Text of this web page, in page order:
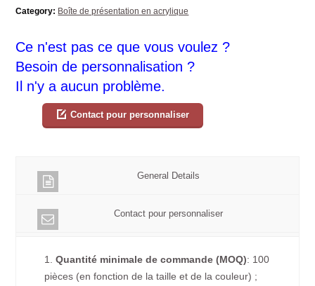
Category: Boîte de présentation en acrylique
Ce n'est pas ce que vous voulez ?
Besoin de personnalisation ?
Il n'y a aucun problème.
Contact pour personnaliser
General Details
Contact pour personnaliser
1.Quantité minimale de commande (MOQ): 100
pièces (en fonction de la taille et de la couleur) ;